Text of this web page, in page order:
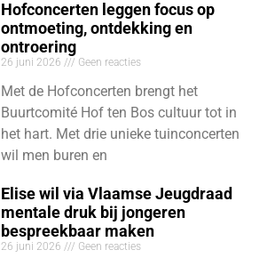
Hofconcerten leggen focus op
ontmoeting, ontdekking en
ontroering
26 juni 2026 Geen reacties
Met de Hofconcerten brengt het
Buurtcomité Hof ten Bos cultuur tot in
het hart. Met drie unieke tuinconcerten
wil men buren en
Elise wil via Vlaamse Jeugdraad
mentale druk bij jongeren
bespreekbaar maken
26 juni 2026 Geen reacties